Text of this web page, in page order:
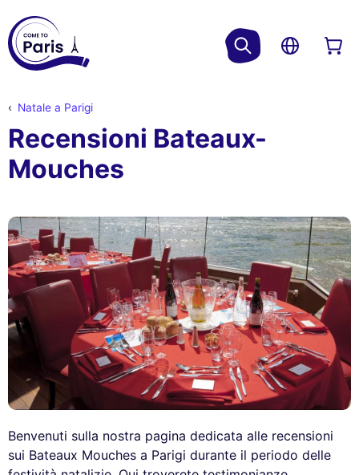
Natale a Parigi
Recensioni Bateaux-
Mouches
Benvenuti sulla nostra pagina dedicata alle recensioni
sui Bateaux Mouches a Parigi durante il periodo delle